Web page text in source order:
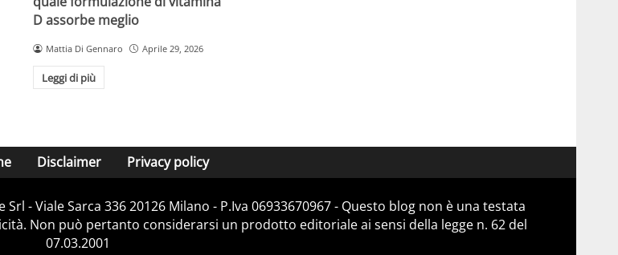
D assorbe meglio
Mattia Di Gennaro Aprile 29, 2026
Leggi di più
Disclaimer Privacy policy
- Viale Sarca 336 20126 Milano - P.Iva 06933670967 - Questo blog non è una testata
Non può pertanto considerarsi un prodotto editoriale ai sensi della legge n. 62 del
07.03.2001